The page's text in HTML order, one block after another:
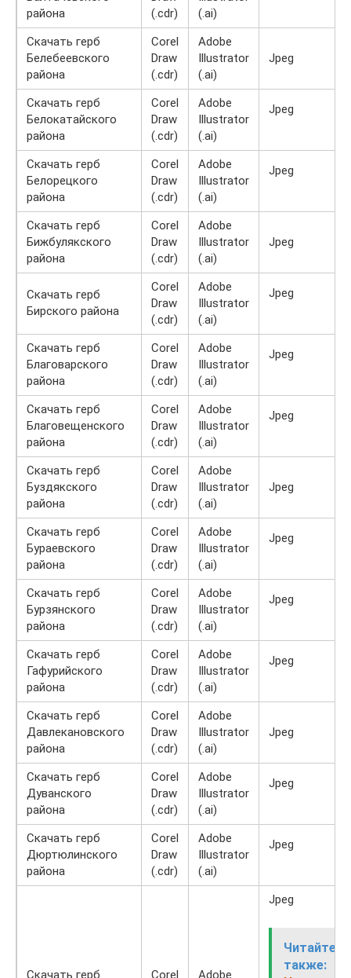
района
(.cdr)
(.ai)
Скачать герб
Белебеевского
района
Corel
Draw
(.cdr)
Adobe
Illustrator
(.ai)
Jpeg
Скачать герб
Белокатайского
района
Corel
Draw
(.cdr)
Adobe
Illustrator
(.ai)
Jpeg
Скачать герб
Белорецкого
района
Corel
Draw
(.cdr)
Adobe
Illustrator
(.ai)
Jpeg
Скачать герб
Бижбулякского
района
Corel
Draw
(.cdr)
Adobe
Illustrator
(.ai)
Jpeg
Скачать герб
Бирского района
Corel
Draw
(.cdr)
Adobe
Illustrator
(.ai)
Jpeg
Скачать герб
Благоварского
района
Corel
Draw
(.cdr)
Adobe
Illustrator
(.ai)
Jpeg
Скачать герб
Благовещенского
района
Corel
Draw
(.cdr)
Adobe
Illustrator
(.ai)
Jpeg
Скачать герб
Буздякского
района
Corel
Draw
(.cdr)
Adobe
Illustrator
(.ai)
Jpeg
Скачать герб
Бураевского
района
Corel
Draw
(.cdr)
Adobe
Illustrator
(.ai)
Jpeg
Скачать герб
Бурзянского
района
Corel
Draw
(.cdr)
Adobe
Illustrator
(.ai)
Jpeg
Скачать герб
Гафурийского
района
Corel
Draw
(.cdr)
Adobe
Illustrator
(.ai)
Jpeg
Скачать герб
Давлекановского
района
Corel
Draw
(.cdr)
Adobe
Illustrator
(.ai)
Jpeg
Скачать герб
Дуванского
района
Corel
Draw
(.cdr)
Adobe
Illustrator
(.ai)
Jpeg
Скачать герб
Дюртюлинского
района
Corel
Draw
(.cdr)
Adobe
Illustrator
(.ai)
Jpeg
Скачать герб Corel Adobe
Jpeg
Читайте
также: